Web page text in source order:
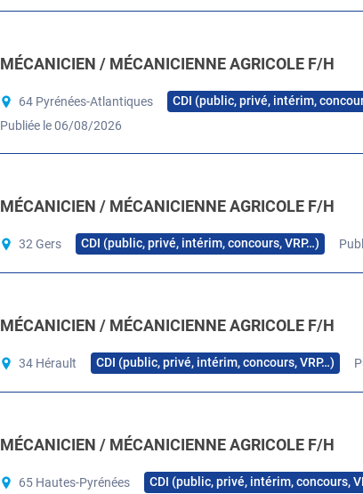
MÉCANICIEN / MÉCANICIENNE AGRICOLE F/H
64 Pyrénées-Atlantiques
CDI (public, privé, intérim,
Publiée le 06/08/2026
MÉCANICIEN / MÉCANICIENNE AGRICOLE F/H
32 Gers CDI (public, privé, intérim, concours, VRP…)
MÉCANICIEN / MÉCANICIENNE AGRICOLE F/H
34 Hérault CDI (public, privé, intérim, concours, VRP…)
MÉCANICIEN / MÉCANICIENNE AGRICOLE F/H
65 Hautes-Pyrénées CDI (public, privé, intérim, concours,